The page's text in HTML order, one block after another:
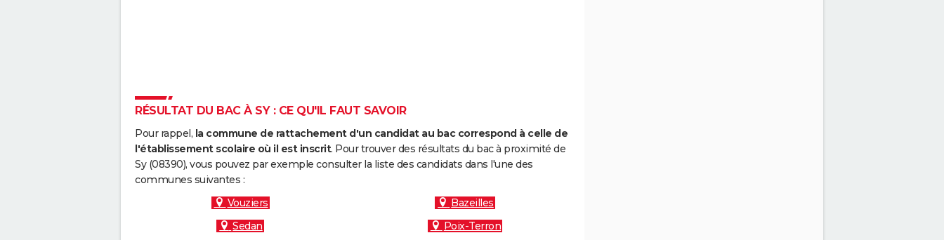
RÉSULTAT DU BAC À SY : CE QU'IL FAUT SAVOIR
Pour rappel, la commune de rattachement d'un candidat au bac correspond à celle de
l'établissement scolaire où il est inscrit. Pour trouver des résultats du bac à proximité de
Sy (08390), vous pouvez par exemple consulter la liste des candidats dans l'une des
communes suivantes :
Vouziers
Bazeilles
Sedan
Poix-Terron